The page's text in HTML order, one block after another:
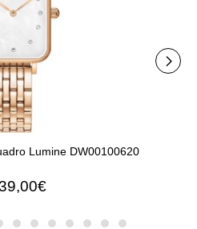
Lumine DW00100620